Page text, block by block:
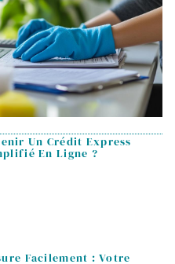
Un Crédit Express
En Ligne ?
Facilement : Votre